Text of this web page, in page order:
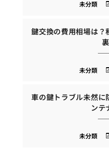
未分類
鍵交換の費用相場は？
未分類
車の鍵トラブル未然に
ンテ
未分類